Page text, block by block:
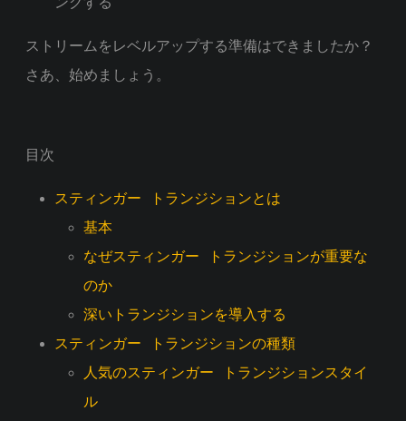
ストリームをレベルアップする準備はできましたか？
さあ、始めましょう。
目次
スティンガー トランジションとは
基本
なぜスティンガー トランジションが重要な
のか
深いトランジションを導入する
スティンガー トランジションの種類
人気のスティンガー トランジションスタイ
ル